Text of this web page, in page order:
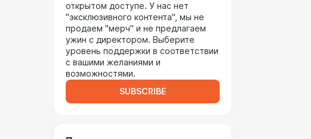
открытом доступе. У нас нет
"эксклюзивного контента", мы не
продаем "мерч" и не предлагаем
ужин с директором. Выберите
уровень поддержки в соответствии
с вашими желаниями и
возможностями.
SUBSCRIBE